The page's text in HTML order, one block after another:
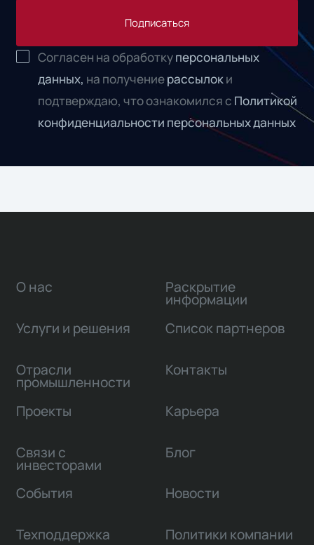
Подписаться
Согласен на обработкуперсональных
данных, на получениерассылоки
подтверждаю, что ознакомился с Политикой
конфиденциальности персональных данных
О нас
Услуги и решения
Отрасли
промышленности
Проекты
Связи с
инвесторами
Раскрытие
информации
Список партнеров
Контакты
Карьера
Блог
События Новости
Техподдержка Политики компании